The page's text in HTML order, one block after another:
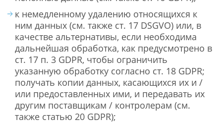
к немедленному удалению относящихся к
ним данных (см. также ст. 17 DSGVO) или, в
качестве альтернативы, если необходима
дальнейшая обработка, как предусмотрено в
ст. 17 п. 3 GDPR, чтобы ограничить
указанную обработку согласно ст. 18 GDPR;
получать копии данных, касающихся их и /
или предоставленных ими, и передавать их
другим поставщикам / контролерам (см.
также статью 20 GDPR);